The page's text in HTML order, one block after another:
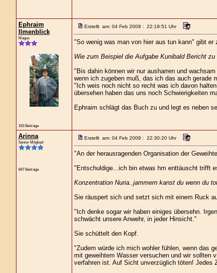
Ephraim
Ilmenblick
Magus
163 Beiträge
Erstellt am: 04 Feb 2009 : 22:19:51 Uhr
"So wenig was man von hier aus tun kann" gibt
Wie zum Beispiel die Aufgabe Kunibald Bericht
"Bis dahin können wir nur ausharren und
wenn ich zugeben muß, das ich das auch gerade
"Ich weis noch nicht so recht was ich davon
übersehen haben das uns noch Schwierigkeiten
Ephraim schlägt das Buch zu und legt es neben
Arinna
Senior Mitglied
847 Beiträge
Erstellt am: 04 Feb 2009 : 22:30:20 Uhr
"An der herausragenden Organisation der
"Entschuldige...ich bin etwas hm enttäuscht trifft
Konzentration Nuria..jammern kanst du wenn du
Sie räuspert sich und setzt sich mit einem Ruck
"Ich denke sogar wir haben einiges übersehn.
schwächt unsere Anwehr, in jeder Hinsicht."
Sie schüttelt den Kopf.
"Zudem würde ich mich wohler fühlen, wenn das
mit geweihtem Wasser versuchen und wir sollten
verfahren ist. Auf Sicht unverzüglich töten! Jedes